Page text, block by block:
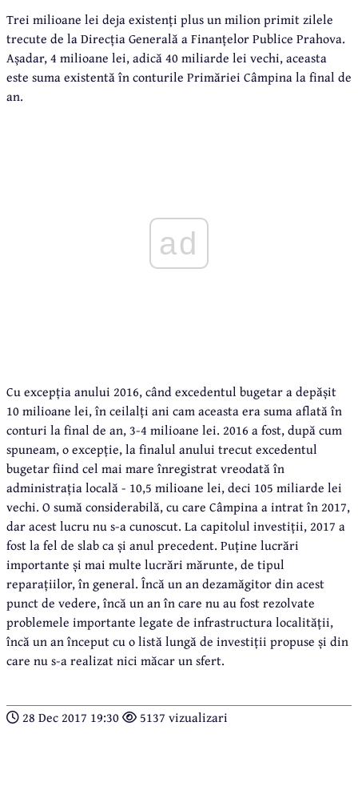
Trei milioane lei deja existenți plus un milion primit zilele
trecute de la Direcția Generală a Finanțelor Publice Prahova.
Așadar, 4 milioane lei, adică 40 miliarde lei vechi, aceasta
este suma existentă în conturile Primăriei Câmpina la final de
an.
ad
Cu excepția anului 2016, când excedentul bugetar a depășit
10 milioane lei, în ceilalți ani cam aceasta era suma aflată în
conturi la final de an, 3-4 milioane lei. 2016 a fost, după cum
spuneam, o excepție, la finalul anului trecut excedentul
bugetar fiind cel mai mare înregistrat vreodată în
administrația locală - 10,5 milioane lei, deci 105 miliarde lei
vechi. O sumă considerabilă, cu care Câmpina a intrat în 2017,
dar acest lucru nu s-a cunoscut. La capitolul investiții, 2017 a
fost la fel de slab ca și anul precedent. Puține lucrări
importante și mai multe lucrări mărunte, de tipul
reparațiilor, în general. Încă un an dezamăgitor din acest
punct de vedere, încă un an în care nu au fost rezolvate
problemele importante legate de infrastructura localității,
încă un an început cu o listă lungă de investiții propuse și din
care nu s-a realizat nici măcar un sfert.
28 Dec 2017 19:30 5137 vizualizari